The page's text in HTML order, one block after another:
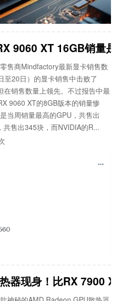
9060 XT 16GB销量
售商Mindfactory最新显卡销售数
20日）的显卡销售中击败了
在销售数量上领先。不过报告中最
9060 XT的8GB版本的销量惨
当周销量最高的GPU，共售出
售出345块，而NVIDIA的R...
器现身！比RX 7900